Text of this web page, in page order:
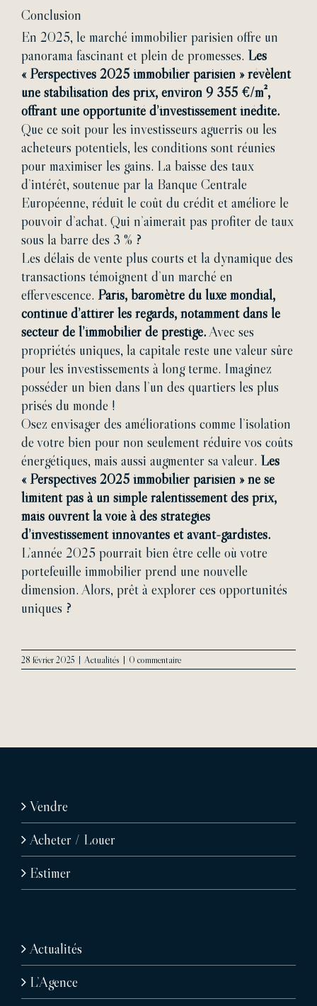
Conclusion
En 2025, le marché immobilier parisien offre un
panorama fascinant et plein de promesses. Les
« Perspectives 2025 immobilier parisien » révèlent
une stabilisation des prix, environ 9 355 €/m²,
offrant une opportunité d’investissement inédite.
Que ce soit pour les investisseurs aguerris ou les
acheteurs potentiels, les conditions sont réunies
pour maximiser les gains. La baisse des taux
d’intérêt, soutenue par la Banque Centrale
Européenne, réduit le coût du crédit et améliore le
pouvoir d’achat. Qui n’aimerait pas profiter de taux
sous la barre des 3 % ?
Les délais de vente plus courts et la dynamique des
transactions témoignent d’un marché en
effervescence. Paris, baromètre du luxe mondial,
continue d’attirer les regards, notamment dans le
secteur de l’immobilier de prestige.Avec ses
propriétés uniques, la capitale reste une valeur sûre
pour les investissements à long terme. Imaginez
posséder un bien dans l’un des quartiers les plus
prisés du monde !
Osez envisager des améliorations comme l’isolation
de votre bien pour non seulement réduire vos coûts
énergétiques, mais aussi augmenter sa valeur. Les
« Perspectives 2025 immobilier parisien » ne se
limitent pas à un simple ralentissement des prix,
mais ouvrent la voie à des stratégies
d’investissement innovantes et avant-gardistes.
L’année 2025 pourrait bien être celle où votre
portefeuille immobilier prend une nouvelle
dimension. Alors, prêt à explorer ces opportunités
uniques ?
28 février 2025 | Actualités | 0 commentaire
Vendre
Acheter / Louer
Estimer
Actualités
L’Agence